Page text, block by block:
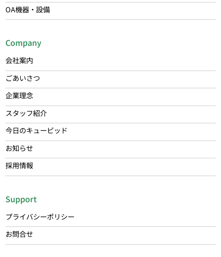
OA機器・設備
Company
会社案内
ごあいさつ
企業理念
スタッフ紹介
今日のキューピッド
お知らせ
採用情報
Support
プライバシーポリシー
お問合せ